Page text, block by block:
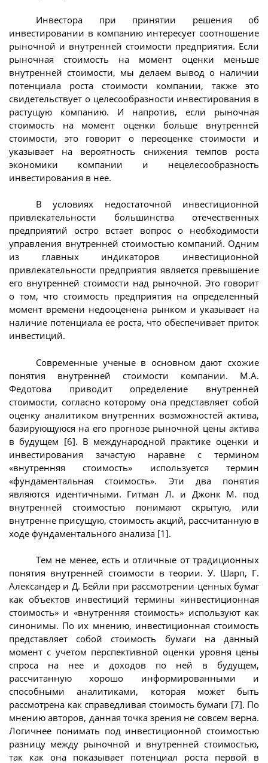
Инвестора при принятии решения об
инвестировании в компанию интересует соотношение
рыночной и внутренней стоимости предприятия. Если
рыночная стоимость на момент оценки меньше
внутренней стоимости, мы делаем вывод о наличии
потенциала роста стоимости компании, также это
свидетельствует о целесообразности инвестирования в
растущую компанию. И напротив, если рыночная
стоимость на момент оценки больше внутренней
стоимости, это говорит о переоценке стоимости и
указывает на вероятность снижения темпов роста
экономики компании и нецелесообразность
инвестирования в нее.
В условиях недостаточной инвестиционной
привлекательности большинства отечественных
предприятий остро встает вопрос о необходимости
управления внутренней стоимостью компаний. Одним
из главных индикаторов инвестиционной
привлекательности предприятия является превышение
его внутренней стоимости над рыночной. Это говорит
о том, что стоимость предприятия на определенный
момент времени недооценена рынком и указывает на
наличие потенциала ее роста, что обеспечивает приток
инвестиций.
Современные ученые в основном дают схожие
понятия внутренней стоимости компании. М.А.
Федотова приводит определение внутренней
стоимости, согласно которому она представляет собой
оценку аналитиком внутренних возможностей актива,
базирующуюся на его прогнозе рыночной цены актива
в будущем [6]. В международной практике оценки и
инвестирования зачастую наравне с термином
«внутренняя стоимость» используется термин
«фундаментальная стоимость». Эти два понятия
являются идентичными. Гитман Л. и Джонк М. под
внутренней стоимостью понимают скрытую, или
внутренне присущую, стоимость акций, рассчитанную в
ходе фундаментального анализа [1].
Тем не менее, есть и отличные от традиционных
понятия внутренней стоимости в теории. У. Шарп, Г.
Александер и Д. Бейли при рассмотрении ценных бумаг
как объектов инвестиций термины «инвестиционная
стоимость» и «внутренняя стоимость» используют как
синонимы. По их мнению, инвестиционная стоимость
представляет собой стоимость бумаги на данный
момент с учетом перспективной оценки уровня цены
спроса на нее и доходов по ней в будущем,
рассчитанную хорошо информированными и
способными аналитиками, которая может быть
рассмотрена как справедливая стоимость бумаги [7]. По
мнению авторов, данная точка зрения не совсем верна.
Логичнее понимать под инвестиционной стоимостью
разницу между рыночной и внутренней стоимостью,
так как она показывает потенциал роста первой в